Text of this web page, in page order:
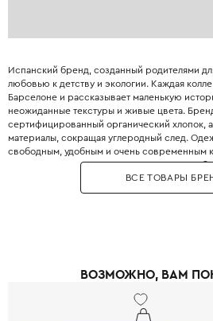
Испанский бренд, созданный родителями
любовью к детству и экологии. Каждая
Барселоне и рассказывает маленькую
неожиданные текстуры и живые цвета.
сертифицированный органический хлопок,
материалы, сокращая углеродный след.
свободным, удобным и очень современным
манжеты, мягкие резинки и плоские швы
свободу движений для игр и сна. Принты
бренда: забавные животные, абстрактные
ВСЕ ТОВАРЫ
ВОЗМОЖНО, ВАМ